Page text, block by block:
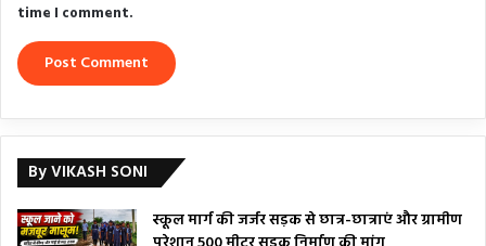
time I comment.
By VIKASH SONI
स्कूल मार्ग की जर्जर सड़क से छात्र-छात्राएं और ग्रामीण